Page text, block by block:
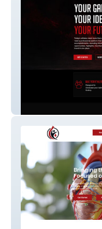
The Athlete